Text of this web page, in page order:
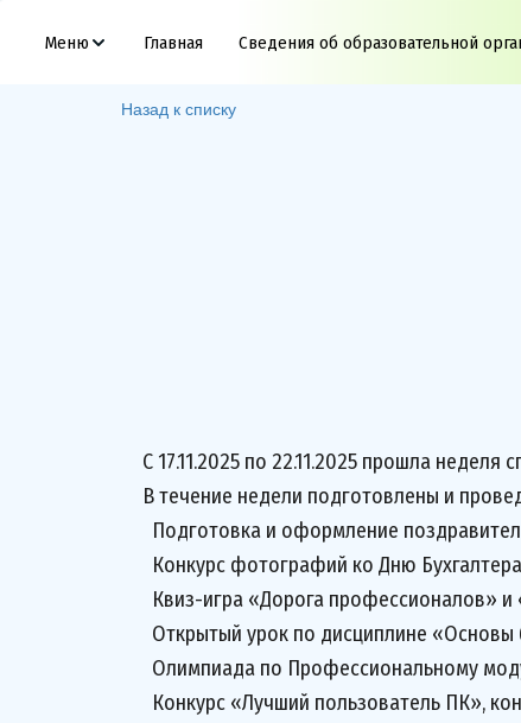
Меню Главная Сведения об образовательной
Назад к списку
С 17.11.2025 по 22.11.2025 прошла неделя
В течение недели подготовлены и
Подготовка и оформление
Конкурс фотографий ко Дню Бухгалтера
Квиз-игра «Дорога профессионалов» и
Открытый урок по дисциплине «Основы
Олимпиада по Профессиональному
Конкурс «Лучший пользователь ПК»,